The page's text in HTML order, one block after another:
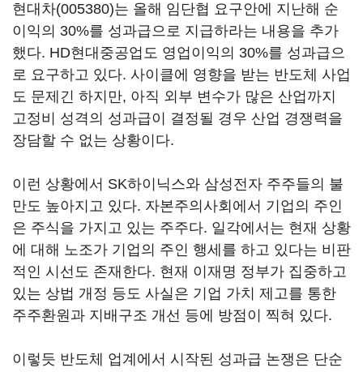
현대차(005380)는 올해 임단협 요구안에 지난해 순
이익의 30%를 성과급으로 지급하라는 내용을 추가
했다. HD현대중공업도 영업이익의 30%를 성과급으
로 요구하고 있다. 사이클에 영향을 받는 반도체 사업
도 문제긴 하지만, 아직 외부 변수가 많은 산업까지
고정비 성격의 성과급이 결정될 경우 산업 경쟁력을
장담할 수 없는 상황이다.
이런 상황에서 SK하이닉스와 삼성전자 주주들의 불
만도 높아지고 있다. 자본주의사회에서 기업의 주인
은 주식을 가지고 있는 주주다. 일각에서는 현재 상황
에 대해 노조가 기업의 주인 행세를 하고 있다는 비판
적인 시선도 존재한다. 현재 이재명 정부가 집중하고
있는 상법 개정 등도 사실은 기업 가치 제고를 통한
주주환원과 지배구조 개선 등에 방점이 찍혀 있다.
이렇듯 반도체 업계에서 시작된 성과급 논쟁은 단순